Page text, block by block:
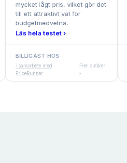
mycket lågt pris, vilket gör det
till ett attraktivt val för
budgetmedvetna.
Läs hela testet ›
BILLIGAST HOS
i samarbete med
PriceRunner
Fler butiker
›